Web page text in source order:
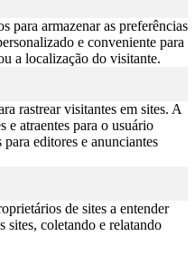
para armazenar as preferências
e conveniente para
a localização do visitante.
rastrear visitantes em sites. A
e atraentes para o usuário
editores e anunciantes
de sites a entender
sites, coletando e relatando